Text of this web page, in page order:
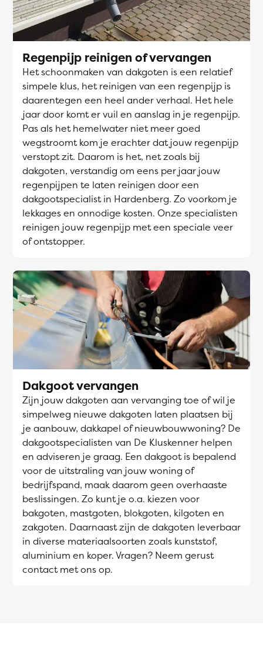
Regenpijp reinigen of vervangen
Het schoonmaken van dakgoten is een relatief
simpele klus, het reinigen van een regenpijp is
daarentegen een heel ander verhaal. Het hele
jaar door komt er vuil en aanslag in je regenpijp.
Pas als het hemelwater niet meer goed
wegstroomt kom je erachter dat jouw regenpijp
verstopt zit. Daarom is het, net zoals bij
dakgoten, verstandig om eens per jaar jouw
regenpijpen te laten reinigen door een
dakgootspecialist in Hardenberg. Zo voorkom je
lekkages en onnodige kosten. Onze specialisten
reinigen jouw regenpijp met een speciale veer
of ontstopper.
Dakgoot vervangen
Zijn jouw dakgoten aan vervanging toe of wil je
simpelweg nieuwe dakgoten laten plaatsen bij
je aanbouw, dakkapel of nieuwbouwwoning? De
dakgootspecialisten van De Kluskenner helpen
en adviseren je graag. Een dakgoot is bepalend
voor de uitstraling van jouw woning of
bedrijfspand, maak daarom geen overhaaste
beslissingen. Zo kunt je o.a. kiezen voor
bakgoten, mastgoten, blokgoten, kilgoten en
zakgoten. Daarnaast zijn de dakgoten leverbaar
in diverse materiaalsoorten zoals kunststof,
aluminium en koper. Vragen? Neem gerust
contact met ons op.